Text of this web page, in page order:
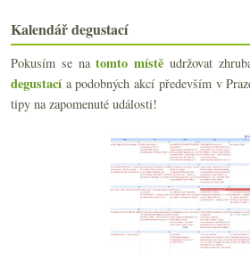
▼března(19)
Nepříjemná pravda o Bordeaux 2007?
Ryzlink Rýnský 2004 od Hrdiny
Výsledky ankety „Z modrých odrůd
Začíná kampaň En Primeur 2007
Chybí a chybět nebude z Japonska
Nejen VOC za dobu mé
Vínem proti prostorové orientaci
Degustace Champagne Drappier
Švestka, slanina, burgundské,
Projídáme se Japonskem
Kalendář degustací
Pokusím se natomto místě udržovat
degustacía podobných akcí především v
tipy na zapomenuté události!